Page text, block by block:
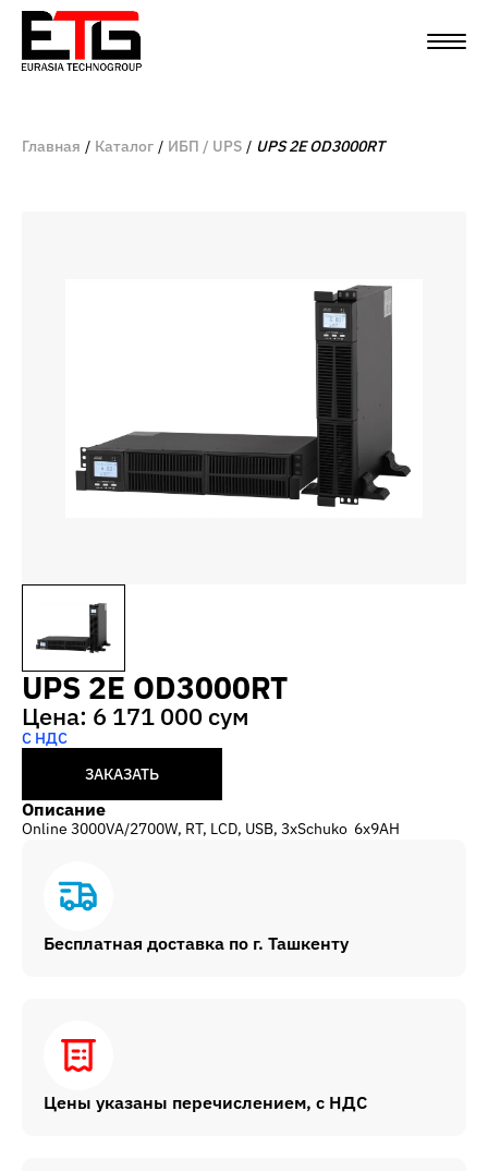
Главная Каталог ИБП / UPS UPS 2E OD3000RT
UPS 2E OD3000RT
Цена: 6 171 000 сум
С НДС
ЗАКАЗАТЬ
Описание
Online 3000VA/2700W, RT, LCD, USB, 3xSchuko 6x9AH
Бесплатная доставка по г. Ташкенту
Цены указаны перечислением, с НДС